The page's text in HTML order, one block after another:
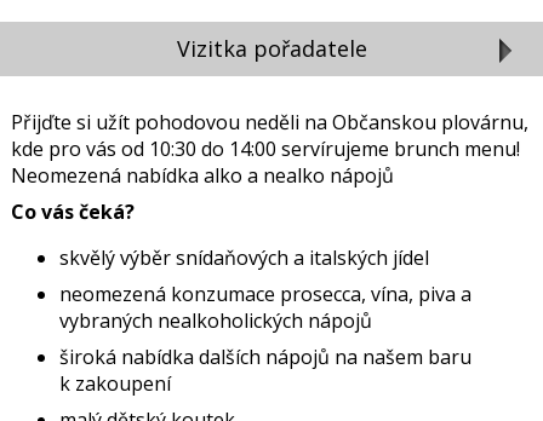
Vizitka pořadatele
Přijďte si užít pohodovou neděli na Občanskou plovárnu,
kde pro vás od 10:30 do 14:00 servírujeme brunch menu!
Neomezená nabídka alko a nealko nápojů
Co vás čeká?
skvělý výběr snídaňových a italských jídel
neomezená konzumace prosecca, vína, piva a
vybraných nealkoholických nápojů
široká nabídka dalších nápojů na našem baru
k zakoupení